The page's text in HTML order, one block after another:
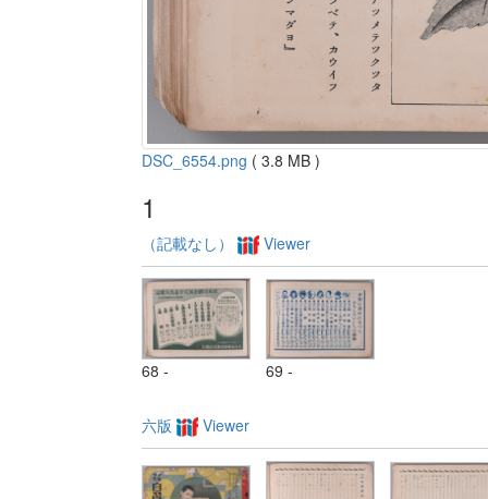
DSC_6554.png ( 3.8 MB )
1
（記載なし） Viewer
68 - 69 -
六版 Viewer